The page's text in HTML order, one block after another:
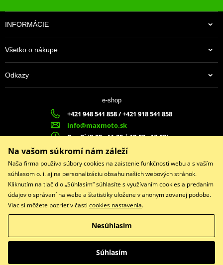
INFORMÁCIE
Všetko o nákupe
Odkazy
e-shop
+421 948 541 858 / +421 918 541 858
info@maxmoto.sk
Po - Pi (8:00 - 11:00 | 12:00 - 17:00)
MAX
MOTO s.r.o.
Slovenských dobrovoľníkov 1439
022 01 Čadca
Facebook
Copyright © 2026 www.maxmotoshop.sk
Všetky práva vyhradené
Prepnúť na klasickú verziu
Na vašom súkromí nám záleží
Naša firma používa súbory cookies na zaistenie funkčnosti webu a s vaším
súhlasom o. i. aj na personalizáciu obsahu našich webových stránok.
Kliknutím na tlačidlo „Súhlasím“ súhlasíte s využívaním cookies a predaním
údajov o správaní na webe a štatistiky uložene v anonymizovanej podobe.
Viac si môžete pozrieť v časti cookies nastavenia.
Nesúhlasím
Súhlasím